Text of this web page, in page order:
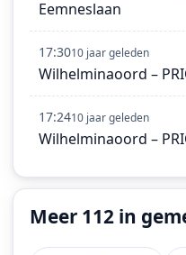
Eemneslaan
17:3010 jaar geleden
Wilhelminaoord –
17:2410 jaar geleden
Wilhelminaoord –
Meer 112 in